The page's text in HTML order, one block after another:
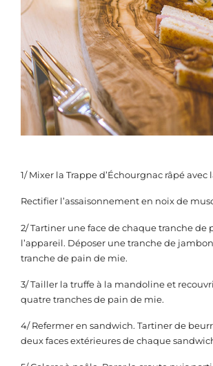
1/ Mixer la Trappe d’Échourgnac râpé
Rectifier l’assaisonnement en noix de
2/ Tartiner une face de chaque tranche de
l’appareil. Déposer une tranche de
tranche de pain de mie.
3/ Tailler la truffe à la mandoline et
quatre tranches de pain de mie.
4/ Refermer en sandwich. Tartiner de
deux faces extérieures de chaque